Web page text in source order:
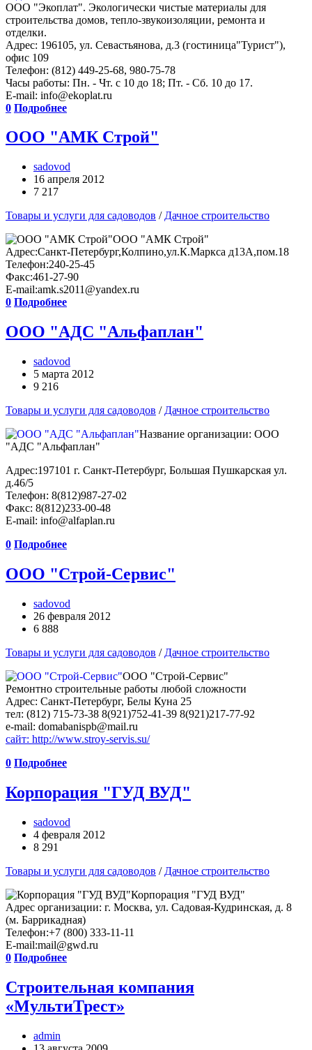
ООО "Экоплат". Экологически чистые материалы для
строительства домов, тепло-звукоизоляции, ремонта и
отделки.
Адрес: 196105, ул. Севастьянова, д.3 (гостиница"Турист"),
офис 109
Телефон: (812) 449-25-68, 980-75-78
Часы работы: Пн. - Чт. с 10 до 18; Пт. - Сб. 10 до 17.
E-mail: info@ekoplat.ru
0 Подробнее
ООО "АМК Строй"
sadovod
16 апреля 2012
7 217
Товары и услуги для садоводов / Дачное строительство
ООО "АМК Строй"
Адрес:Санкт-Петербург,Колпино,ул.К.Маркса д13А,пом.18
Телефон:240-25-45
Факс:461-27-90
E-mail:amk.s2011@yandex.ru
0 Подробнее
ООО "АДС "Альфаплан"
sadovod
5 марта 2012
9 216
Товары и услуги для садоводов / Дачное строительство
Название организации: ООО
"АДС "Альфаплан"
Адрес:197101 г. Санкт-Петербург, Большая Пушкарская ул.
д.46/5
Телефон: 8(812)987-27-02
Факс: 8(812)233-00-48
E-mail: info@alfaplan.ru
0 Подробнее
ООО "Строй-Сервис"
sadovod
26 февраля 2012
6 888
Товары и услуги для садоводов / Дачное строительство
ООО "Строй-Сервис"
Ремонтно строительные работы любой сложности
Адрес: Санкт-Петербург, Белы Куна 25
тел: (812) 715-73-38 8(921)752-41-39 8(921)217-77-92
e-mail: domabanispb@mail.ru
сайт: http://www.stroy-servis.su/
0 Подробнее
Корпорация "ГУД ВУД"
sadovod
4 февраля 2012
8 291
Товары и услуги для садоводов / Дачное строительство
Корпорация "ГУД ВУД"
Адрес организации: г. Москва, ул. Садовая-Кудринская, д. 8
(м. Баррикадная)
Телефон:+7 (800) 333-11-11
E-mail:mail@gwd.ru
0 Подробнее
Строительная компания
«МультиТрест»
admin